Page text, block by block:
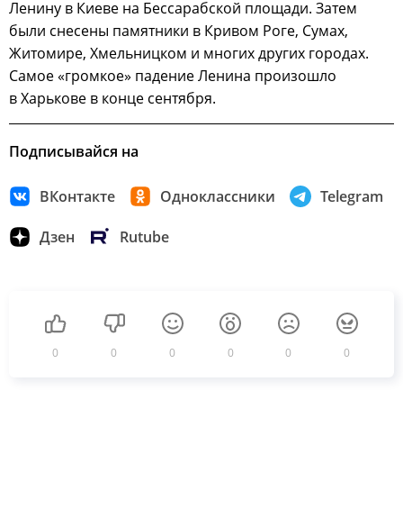
Ленину в Киеве на Бессарабской площади. Затем
были снесены памятники в Кривом Роге, Сумах,
Житомире, Хмельницком и многих других городах.
Самое «громкое» падение Ленина произошло
в Харькове в конце сентября.
Подписывайся на
ВКонтакте Одноклассники Telegram
Дзен Rutube
0 0 0 0 0 0